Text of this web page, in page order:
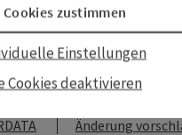
In der Nähe
Änderung
Cookies deaktivieren
Einstellungen
Cookies zustimmen